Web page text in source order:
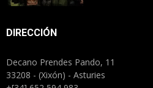
DIRECCIÓN
Decano Prendes Pando, 11
33208 - (Xixón) - Asturies